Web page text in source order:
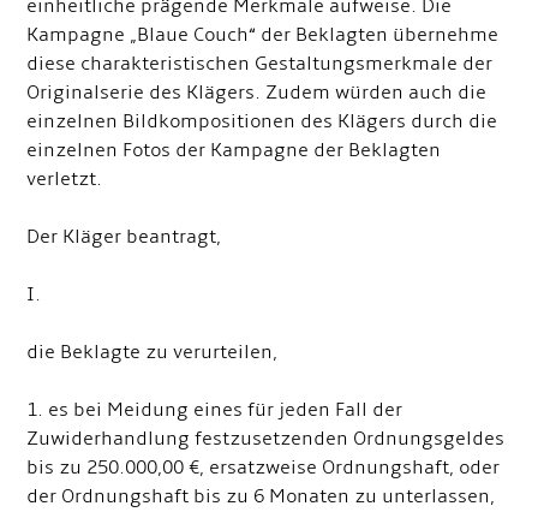
einheitliche prägende Merkmale aufweise. Die
Kampagne „Blaue Couch“ der Beklagten übernehme
diese charakteristischen Gestaltungsmerkmale der
Originalserie des Klägers. Zudem würden auch die
einzelnen Bildkompositionen des Klägers durch die
einzelnen Fotos der Kampagne der Beklagten
verletzt.
Der Kläger beantragt,
I.
die Beklagte zu verurteilen,
1. es bei Meidung eines für jeden Fall der
Zuwiderhandlung festzusetzenden Ordnungsgeldes
bis zu 250.000,00 €, ersatzweise Ordnungshaft, oder
der Ordnungshaft bis zu 6 Monaten zu unterlassen,